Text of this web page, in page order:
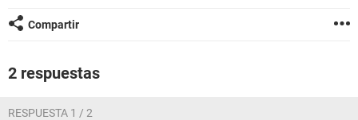
Compartir
2 respuestas
RESPUESTA 1 / 2